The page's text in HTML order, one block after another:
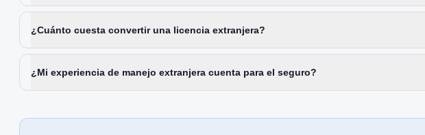
¿Cuánto cuesta convertir una licencia extranjera?
¿Mi experiencia de manejo extranjera cuenta para el seguro?